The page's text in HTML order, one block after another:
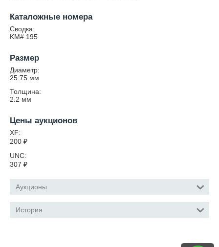
Каталожные номера
Сводка:
KM# 195
Размер
Диаметр:
25.75 мм
Толщина:
2.2 мм
Цены аукционов
XF:
200 ₽
UNC:
307 ₽
Аукционы
История